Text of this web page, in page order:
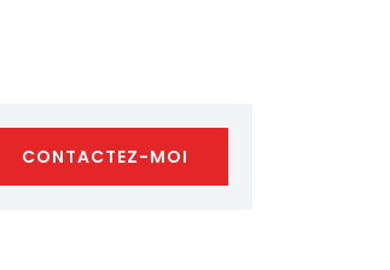
CONTACTEZ-MOI